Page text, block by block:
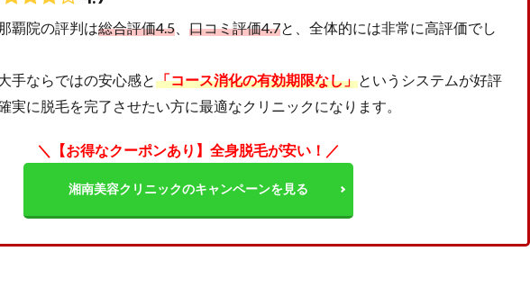
覇院の評判は総合評価4.5 口コミ評価4.7と、全体的には非常に高評価でし
手ならではの安心感と「コース消化の有効期限なし」というシステムが好評
実に脱毛を完了させたい方に最適なクリニックになります。
＼【お得なクーポンあり】全身脱毛が安い！／
湘南美容クリニックのキャンペーンを見る